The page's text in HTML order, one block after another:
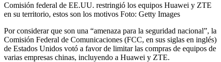
Comisión federal de EE.UU. restringió los equipos Huawei y ZTE
en su territorio, estos son los motivos Foto: Getty Images
Por considerar que son una “amenaza para la seguridad nacional”, la
Comisión Federal de Comunicaciones (FCC, en sus siglas en inglés)
de Estados Unidos votó a favor de limitar las compras de equipos de
varias empresas chinas, incluyendo a Huawei y ZTE.